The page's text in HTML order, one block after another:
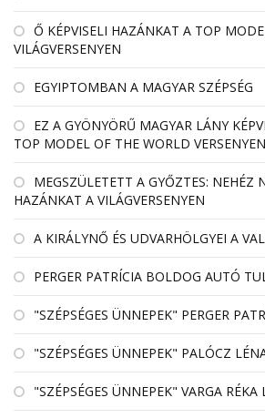
Ő KÉPVISELI HAZÁNKAT A TOP
VILÁGVERSENYEN
EGYIPTOMBAN A MAGYAR SZÉPSÉG
EZ A GYÖNYÖRŰ MAGYAR LÁNY
TOP MODEL OF THE WORLD VERSENYEN
MEGSZÜLETETT A GYŐZTES: NEHÉZ
HAZÁNKAT A VILÁGVERSENYEN
A KIRÁLYNŐ ÉS UDVARHÖLGYEI A
PERGER PATRÍCIA BOLDOG AUTÓ
"SZÉPSÉGES ÜNNEPEK" PERGER
"SZÉPSÉGES ÜNNEPEK" PALÓCZ
"SZÉPSÉGES ÜNNEPEK" VARGA RÉKA